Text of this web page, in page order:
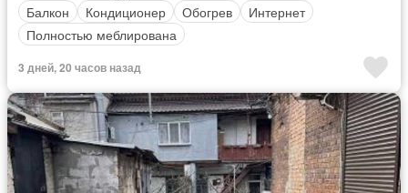
Балкон
Кондиционер Обогрев
Интернет
Полностью меблирована
3 дней, 20 часов назад